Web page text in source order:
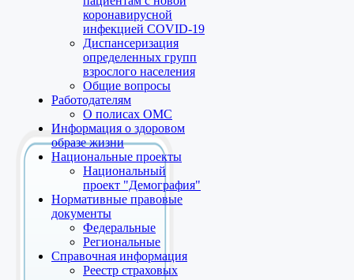
коронавирусной
инфекцией COVID-19
Диспансеризация
определенных групп
взрослого населения
Общие вопросы
Работодателям
О полисах ОМС
Информация о здоровом
образе жизни
Национальные проекты
Национальный
проект "Демография"
Нормативные правовые
документы
Федеральные
Региональные
Справочная информация
Реестр страховых